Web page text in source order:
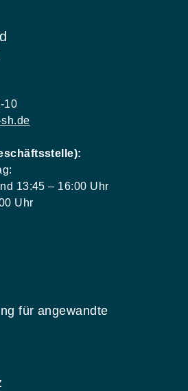
10
13:45 – 16:00 Uhr
Uhr
für angewandte